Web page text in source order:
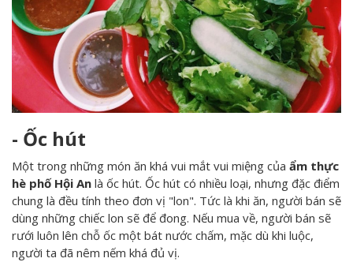
- Ốc hút
Một trong những món ăn khá vui mắt vui miệng của ẩm thực
hè phố Hội An là ốc hút. Ốc hút có nhiều loại, nhưng đặc điểm
chung là đều tính theo đơn vị "lon". Tức là khi ăn, người bán sẽ
dùng những chiếc lon sẽ để đong. Nếu mua về, người bán sẽ
rưới luôn lên chỗ ốc một bát nước chấm, mặc dù khi luộc,
người ta đã nêm nếm khá đủ vị.